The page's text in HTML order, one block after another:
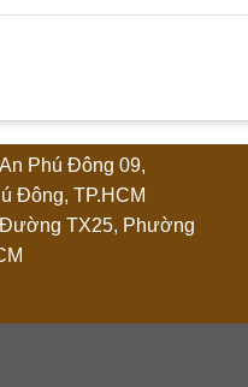
Phú Đông 09,
Đông, TP.HCM
TX25, Phường